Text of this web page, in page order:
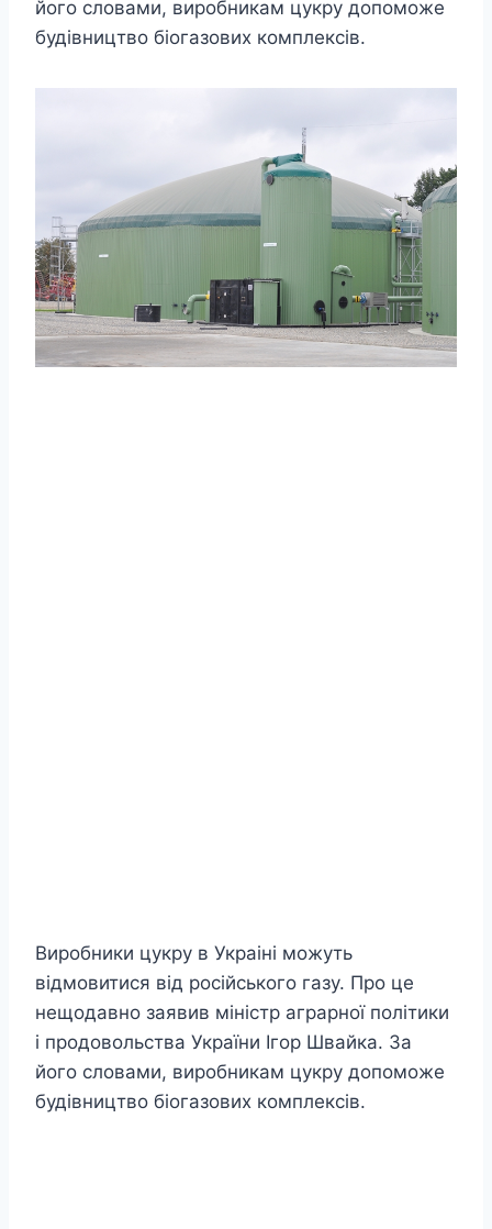
його словами, виробникам цукру допоможе
будівництво біогазових комплексів.
Виробники цукру в Украіні можуть
відмовитися від російського газу. Про це
нещодавно заявив міністр аграрної політики
і продовольства України Ігор Швайка. За
його словами, виробникам цукру допоможе
будівництво біогазових комплексів.